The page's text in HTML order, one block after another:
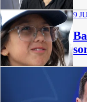
9